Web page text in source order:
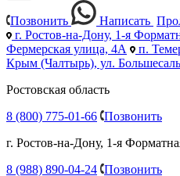
Позвонить Написать
г. Ростов-на-Дону, 1-я
Фермерская улица, 4А
п.
Крым (Чалтырь), ул.
Ростовская область
8 (800) 775-01-66 Позвонить
г. Ростов-на-Дону, 1-я
8 (988) 890-04-24 Позвонить